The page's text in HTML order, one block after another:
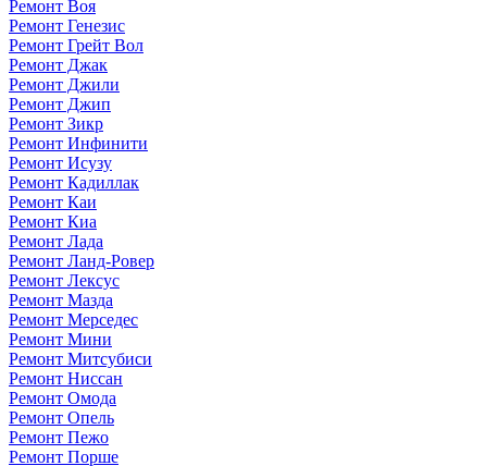
Ремонт Воя
Ремонт Генезис
Ремонт Грейт Вол
Ремонт Джак
Ремонт Джили
Ремонт Джип
Ремонт Зикр
Ремонт Инфинити
Ремонт Исузу
Ремонт Кадиллак
Ремонт Каи
Ремонт Киа
Ремонт Лада
Ремонт Ланд-Ровер
Ремонт Лексус
Ремонт Мазда
Ремонт Мерседес
Ремонт Мини
Ремонт Митсубиси
Ремонт Ниссан
Ремонт Омода
Ремонт Опель
Ремонт Пежо
Ремонт Порше